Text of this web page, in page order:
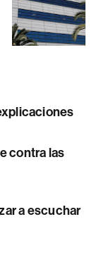
contra las
a escuchar